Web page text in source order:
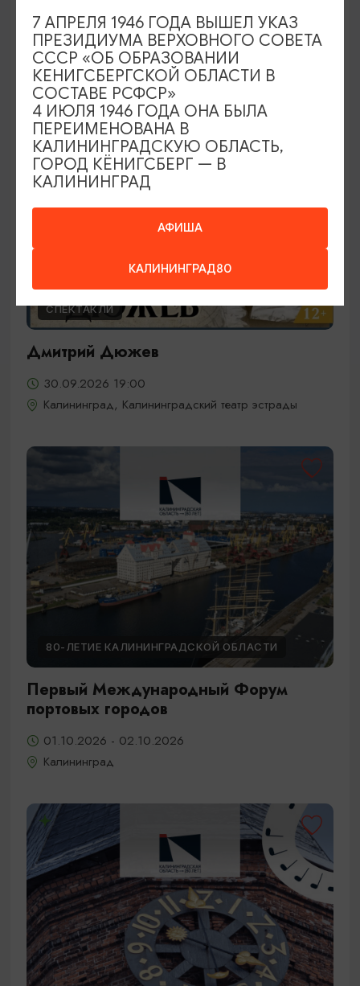
Ирландское шоу
29.09.2026 19:00
Калининград, Калининградский театр эстрады
ОТ 2000₽
СПЕКТАКЛИ
Дмитрий Дюжев
30.09.2026 19:00
Калининград, Калининградский театр эстрады
80-ЛЕТИЕ КАЛИНИНГРАДСКОЙ ОБЛАСТИ
Первый Международный Форум
портовых городов
01.10.2026 - 02.10.2026
Калининград
АФИША
КАЛИНИНГРАД80
7 АПРЕЛЯ 1946 ГОДА ВЫШЕЛ УКАЗ
ПРЕЗИДИУМА ВЕРХОВНОГО СОВЕТА
СССР «ОБ ОБРАЗОВАНИИ
КЕНИГСБЕРГСКОЙ ОБЛАСТИ В
СОСТАВЕ РСФСР»
4 ИЮЛЯ 1946 ГОДА ОНА БЫЛА
ПЕРЕИМЕНОВАНА В
КАЛИНИНГРАДСКУЮ ОБЛАСТЬ,
ГОРОД КЁНИГСБЕРГ — В
КАЛИНИНГРАД